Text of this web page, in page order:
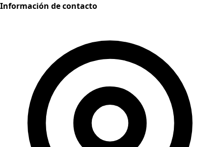
Información de contacto